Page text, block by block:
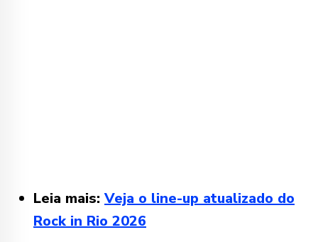
Leia mais:Veja o line-up atualizado do
Rock in Rio 2026